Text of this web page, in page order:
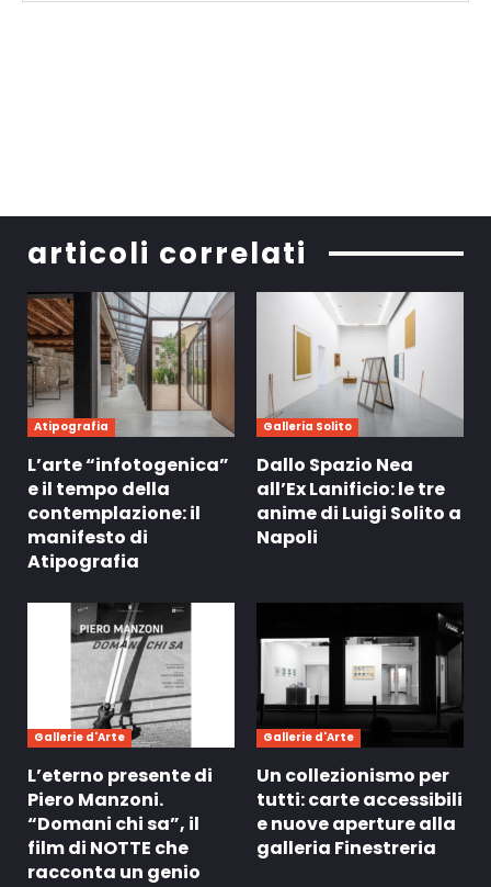
articoli correlati
Atipografia
L’arte “infotogenica”
e il tempo della
contemplazione: il
manifesto di
Atipografia
Galleria Solito
Dallo Spazio Nea
all’Ex Lanificio: le tre
anime di Luigi Solito a
Napoli
Gallerie d'Arte
L’eterno presente di
Piero Manzoni.
“Domani chi sa”, il
film di NOTTE che
racconta un genio
Gallerie d'Arte
Un collezionismo per
tutti: carte accessibili
e nuove aperture alla
galleria Finestreria